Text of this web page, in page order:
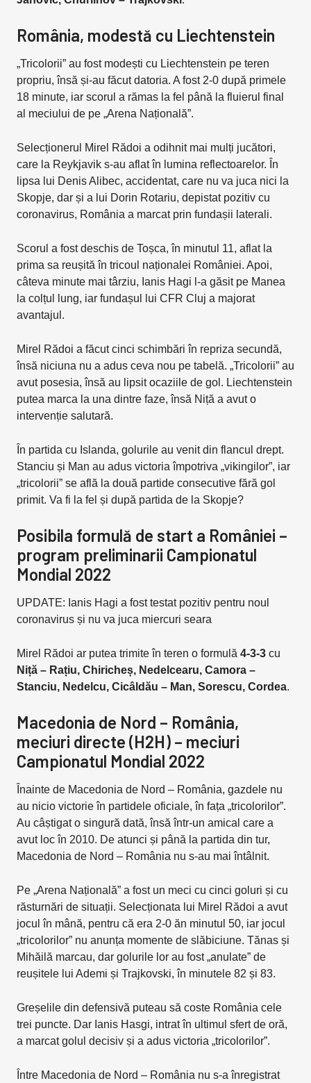
România, modestă cu Liechtenstein
„Tricolorii” au fost modești cu Liechtenstein pe teren
propriu, însă și-au făcut datoria. A fost 2-0 după primele
18 minute, iar scorul a rămas la fel până la fluierul final
al meciului de pe „Arena Națională”.
Selecționerul Mirel Rădoi a odihnit mai mulți jucători,
care la Reykjavik s-au aflat în lumina reflectoarelor. În
lipsa lui Denis Alibec, accidentat, care nu va juca nici la
Skopje, dar și a lui Dorin Rotariu, depistat pozitiv cu
coronavirus, România a marcat prin fundașii laterali.
Scorul a fost deschis de Toșca, în minutul 11, aflat la
prima sa reușită în tricoul naționalei României. Apoi,
câteva minute mai târziu, Ianis Hagi l-a găsit pe Manea
la colțul lung, iar fundașul lui CFR Cluj a majorat
avantajul.
Mirel Rădoi a făcut cinci schimbări în repriza secundă,
însă niciuna nu a adus ceva nou pe tabelă. „Tricolorii” au
avut posesia, însă au lipsit ocaziile de gol. Liechtenstein
putea marca la una dintre faze, însă Niță a avut o
intervenție salutară.
În partida cu Islanda, golurile au venit din flancul drept.
Stanciu și Man au adus victoria împotriva „vikingilor”, iar
„tricolorii” se află la două partide consecutive fără gol
primit. Va fi la fel și după partida de la Skopje?
Posibila formulă de start a României –
program preliminarii Campionatul
Mondial 2022
UPDATE: Ianis Hagi a fost testat pozitiv pentru noul
coronavirus și nu va juca miercuri seara
Mirel Rădoi ar putea trimite în teren o formulă 4-3-3 cu
Niță – Rațiu, Chiricheș, Nedelcearu, Camora –
Stanciu, Nedelcu, Cicâldău – Man, Sorescu, Cordea.
Macedonia de Nord – România,
meciuri directe (H2H) – meciuri
Campionatul Mondial 2022
Înainte de Macedonia de Nord – România, gazdele nu
au nicio victorie în partidele oficiale, în fața „tricolorilor”.
Au câștigat o singură dată, însă într-un amical care a
avut loc în 2010. De atunci și până la partida din tur,
Macedonia de Nord – România nu s-au mai întâlnit.
Pe „Arena Națională” a fost un meci cu cinci goluri și cu
răsturnări de situații. Selecționata lui Mirel Rădoi a avut
jocul în mână, pentru că era 2-0 ăn minutul 50, iar jocul
„tricolorilor” nu anunța momente de slăbiciune. Tănas și
Mihăilă marcau, dar golurile lor au fost „anulate” de
reușitele lui Ademi și Trajkovski, în minutele 82 și 83.
Greșelile din defensivă puteau să coste România cele
trei puncte. Dar Ianis Hasgi, intrat în ultimul sfert de oră,
a marcat golul decisiv și a adus victoria „tricolorilor”.
Între Macedonia de Nord – România nu s-a înregistrat